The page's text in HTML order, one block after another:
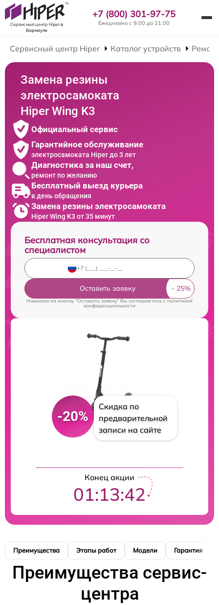
Сервисный центр Hiperв
Барнауле
+7 (800) 301-97-75
Ежедневно с 9:00 до 21:00
Сервисный центр Hiper Каталог устройств
Замена резины
электросамоката
Hiper Wing K3
Официальный сервис
Гарантийное обслуживание
электросамоката Hiper до 3 лет
Диагностика за наш счет,
ремонт по желанию
Бесплатный выезд курьера
в день обращения
Замена резины электросамоката
Hiper Wing K3 от 35 минут
Бесплатная консультация со
специалистом
Оставить заявку
Нажимая на кнопку "Оставить заявку" Вы соглашаетесь cполитикой
конфиденциальности
-20%
Скидка по
предварительной
записи на сайте
Конец акции
01:13:42
Преимущества Этапы работ Модели Гарантия
Преимущества сервис-
центра